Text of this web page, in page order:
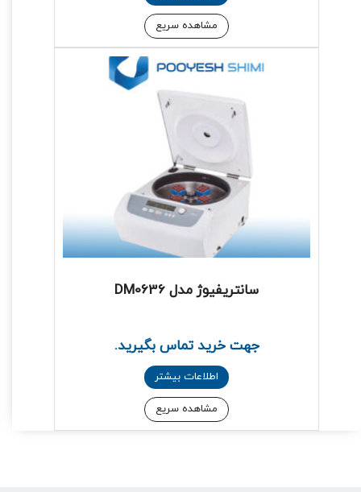
مشاهده سریع
سانتریفیوژ مدل DM0636
جهت خرید تماس بگیرید.
اطلاعات بیشتر
مشاهده سریع